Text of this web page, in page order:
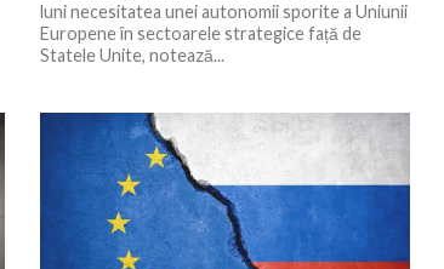
luni necesitatea unei autonomii sporite a Uniunii
Europene în sectoarele strategice față de
Statele Unite, notează...